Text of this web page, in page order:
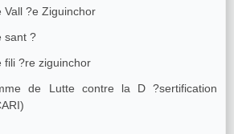
Vall ?e Ziguinchor
sant ?
fili ?re ziguinchor
de Lutte contre la D ?sertification